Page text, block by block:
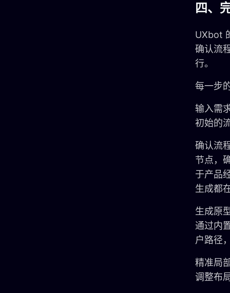
四、
UXbot
确认流
行。
每一步
输入需
初始的
确认流
节点，
于产品
生成都
生成原
通过内
户路径
精准局
调整布